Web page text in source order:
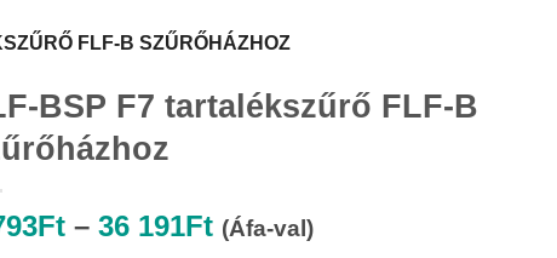
FLF-B SZŰRŐHÁZHOZ
BSP F7 tartalékszűrő FLF-B
Ft – 36 191FtÁrtartomány:
(Áfa-val)